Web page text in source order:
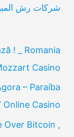
شركات رش
! _ Romania
Casino
– Paraíba
Online Casino
Over Bitcoin ,